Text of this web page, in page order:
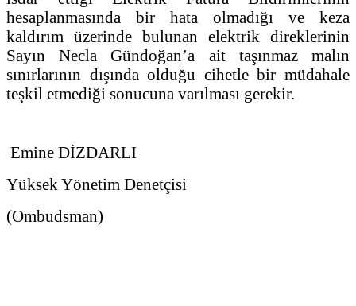
hesaplanmasında bir hata olmadığı ve keza
kaldırım üzerinde bulunan elektrik direklerinin
Sayın Necla Gündoğan’a ait taşınmaz malın
sınırlarının dışında olduğu cihetle bir müdahale
teşkil etmediği sonucuna varılması gerekir.
Emine DİZDARLI
Yüksek Yönetim Denetçisi
(Ombudsman)